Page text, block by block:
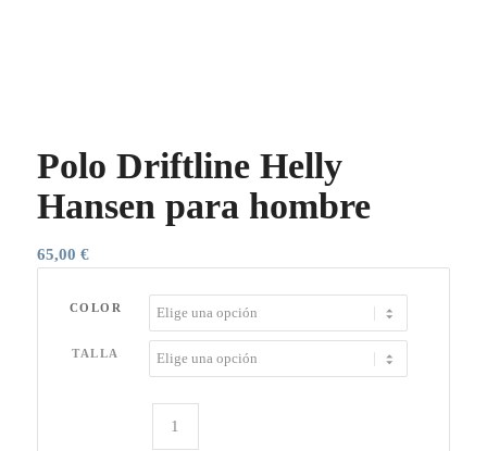
Polo Driftline Helly
Hansen para hombre
65,00 €
COLOR
TALLA